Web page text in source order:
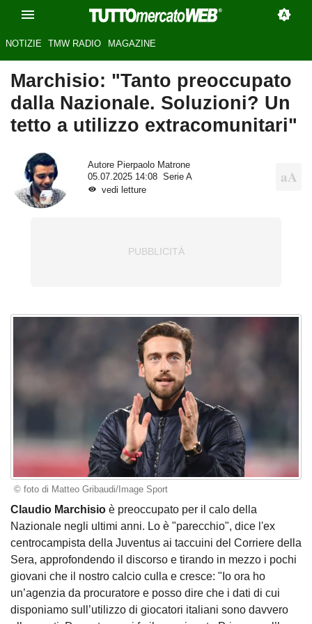
NOTIZIE TMW RADIO MAGAZINE
Marchisio: "Tanto preoccupato
dalla Nazionale. Soluzioni? Un
tetto a utilizzo extracomunitari"
Autore Pierpaolo Matrone
05.07.2025 14:08
Serie A
vedi letture
© foto di Matteo Gribaudi/Image Sport
Claudio Marchisio è preoccupato per il calo della
Nazionale negli ultimi anni. Lo è "parecchio", dice l'ex
centrocampista della Juventus ai taccuini del Corriere della
Sera, approfondendo il discorso e tirando in mezzo i pochi
giovani che il nostro calcio culla e cresce: "Io ora ho
un’agenzia da procuratore e posso dire che i dati di cui
disponiamo sull’utilizzo di giocatori italiani sono davvero